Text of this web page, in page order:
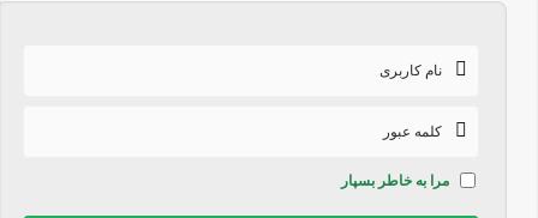
مرا به خاطر بسپار